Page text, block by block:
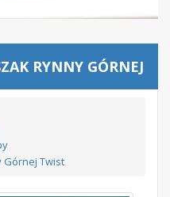
RYNNY GÓRNEJ
Górnej Twist